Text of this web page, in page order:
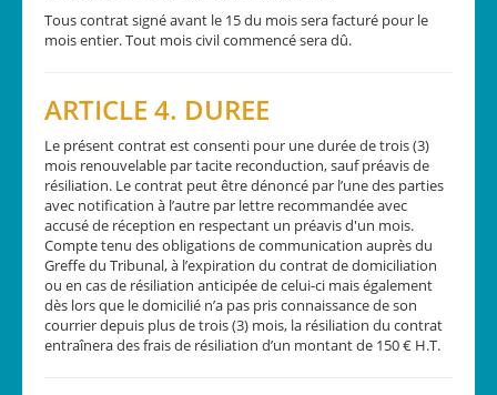
Tous contrat signé avant le 15 du mois sera facturé pour le
mois entier. Tout mois civil commencé sera dû.
ARTICLE 4. DUREE
Le présent contrat est consenti pour une durée de trois (3)
mois renouvelable par tacite reconduction, sauf préavis de
résiliation. Le contrat peut être dénoncé par l’une des parties
avec notification à l’autre par lettre recommandée avec
accusé de réception en respectant un préavis d'un mois.
Compte tenu des obligations de communication auprès du
Greffe du Tribunal, à l’expiration du contrat de domiciliation
ou en cas de résiliation anticipée de celui-ci mais également
dès lors que le domicilié n’a pas pris connaissance de son
courrier depuis plus de trois (3) mois, la résiliation du contrat
entraînera des frais de résiliation d’un montant de 150 € H.T.